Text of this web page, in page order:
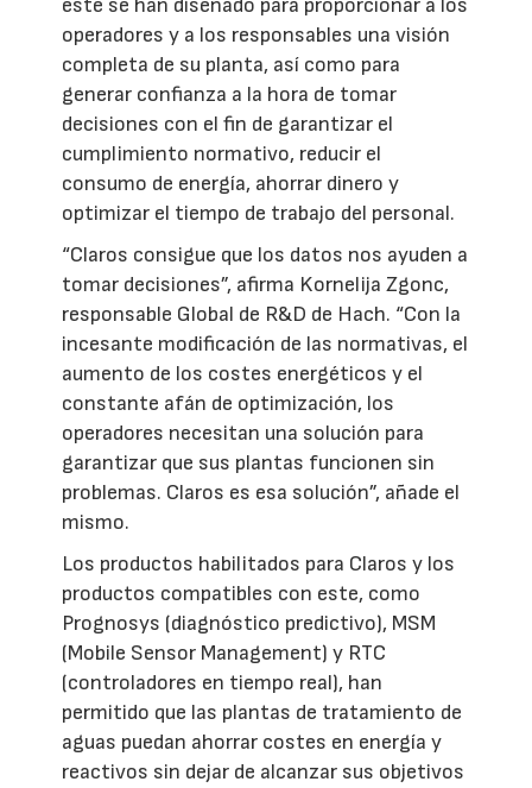
este se han diseñado para proporcionar a los
operadores y a los responsables una visión
completa de su planta, así como para
generar confianza a la hora de tomar
decisiones con el fin de garantizar el
cumplimiento normativo, reducir el
consumo de energía, ahorrar dinero y
optimizar el tiempo de trabajo del personal.
“Claros consigue que los datos nos ayuden a
tomar decisiones”, afirma Kornelija Zgonc,
responsable Global de R&D de Hach. “Con la
incesante modificación de las normativas, el
aumento de los costes energéticos y el
constante afán de optimización, los
operadores necesitan una solución para
garantizar que sus plantas funcionen sin
problemas. Claros es esa solución”, añade el
mismo.
Los productos habilitados para Claros y los
productos compatibles con este, como
Prognosys (diagnóstico predictivo), MSM
(Mobile Sensor Management) y RTC
(controladores en tiempo real), han
permitido que las plantas de tratamiento de
aguas puedan ahorrar costes en energía y
reactivos sin dejar de alcanzar sus objetivos